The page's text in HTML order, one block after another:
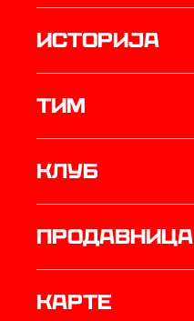
историја
ТИМ
Клуб
продавница
Карте